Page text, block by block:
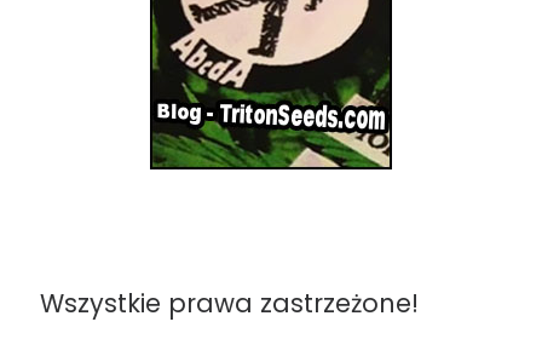
Wszystkie prawa zastrzeżone!